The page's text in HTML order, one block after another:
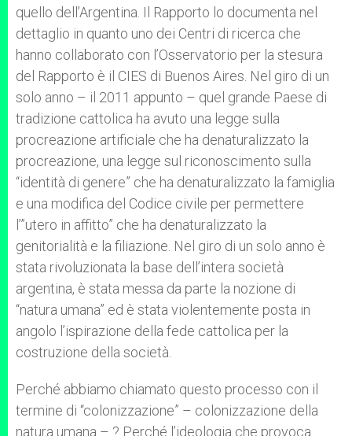
quello dell’Argentina. Il Rapporto lo documenta nel
dettaglio in quanto uno dei Centri di ricerca che
hanno collaborato con l’Osservatorio per la stesura
del Rapporto è il CIES di Buenos Aires. Nel giro di un
solo anno – il 2011 appunto – quel grande Paese di
tradizione cattolica ha avuto una legge sulla
procreazione artificiale che ha denaturalizzato la
procreazione, una legge sul riconoscimento sulla
“identità di genere” che ha denaturalizzato la famiglia
e una modifica del Codice civile per permettere
l’”utero in affitto” che ha denaturalizzato la
genitorialità e la filiazione. Nel giro di un solo anno è
stata rivoluzionata la base dell’intera società
argentina, è stata messa da parte la nozione di
“natura umana” ed è stata violentemente posta in
angolo l’ispirazione della fede cattolica per la
costruzione della società.
Perché abbiamo chiamato questo processo con il
termine di “colonizzazione” – colonizzazione della
natura umana – ? Perché l’ideologia che provoca